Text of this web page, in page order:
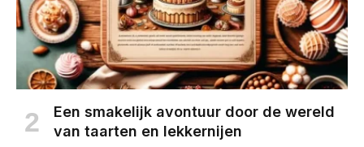
Een smakelijk avontuur door de wereld
van taarten en lekkernijen